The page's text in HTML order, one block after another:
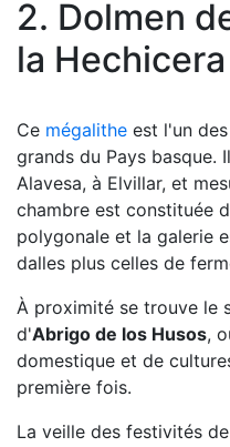
2. Dolmen
la Hechicera
Ce mégalithe est l'un
grands du Pays basque.
Alavesa, à Elvillar, et
chambre est constituée
polygonale et la galerie
dalles plus celles de
À proximité se trouve le
d'Abrigo de los Husos,
domestique et de
première fois.
La veille des festivités